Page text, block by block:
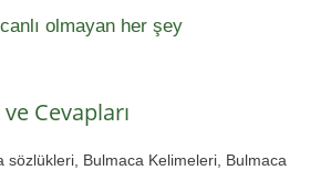
olmayan her şey
Cevapları
sözlükleri, Bulmaca Kelimeleri, Bulmaca